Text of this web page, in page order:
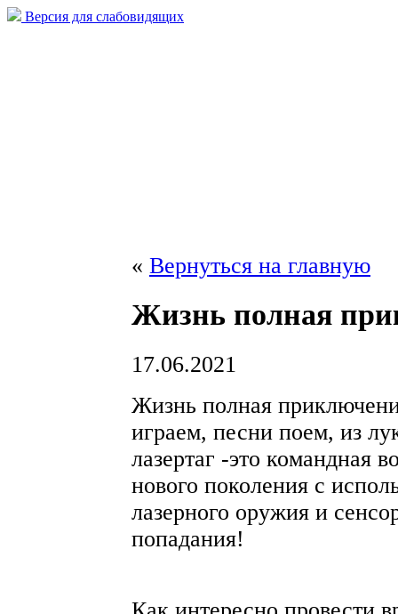
Версия для слабовидящих
« Вернуться на главную
Жизнь полная
17.06.2021
Жизнь полная
играем, песни поем, из
лазертаг -это командная
нового поколения с
лазерного оружия и
попадания!